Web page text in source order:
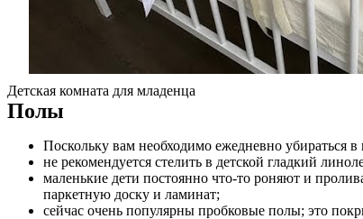
Контакты
Детская комната для младенца
Полы
Поскольку вам необходимо ежедневно
не рекомендуется стелить в детской гладкий
маленькие дети постоянно что-то роняют и
паркетную доску и ламинат;
сейчас очень популярны пробковые полы; это